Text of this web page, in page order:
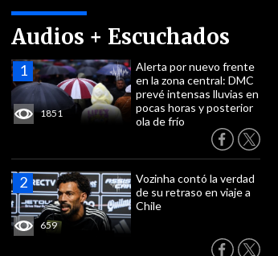
Audios + Escuchados
1851
Alerta por nuevo frente
en la zona central: DMC
prevé intensas lluvias en
pocas horas y posterior
ola de frío
659
Vozinha contó la verdad
de su retraso en viaje a
Chile